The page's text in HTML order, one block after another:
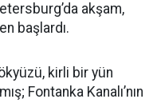
akşam,
başlardı.
kirli bir yün
Fontanka Kanalı’nın